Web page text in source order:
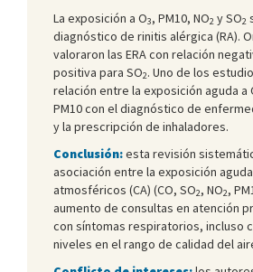
La exposición a O3, PM10, NO2 y SO2
diagnóstico de rinitis alérgica (RA).
valoraron las ERA con relación
positiva para SO2. Uno de los
relación entre la exposición aguda a
PM10 con el diagnóstico de
y la prescripción de inhaladores.
Conclusión:esta revisión
asociación entre la exposición
atmosféricos (CA) (CO, SO2, NO2,
aumento de consultas en atención
con síntomas respiratorios, incluso
niveles en el rango de calidad del